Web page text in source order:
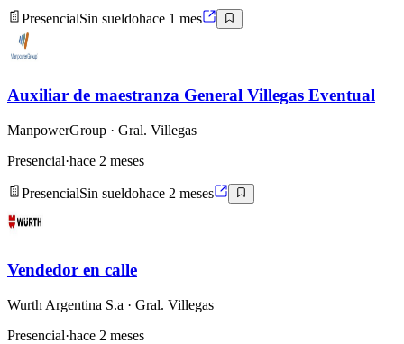
PresencialSin sueldohace 1 mes
Auxiliar de maestranza General Villegas Eventual
ManpowerGroup · Gral. Villegas
Presencial·hace 2 meses
PresencialSin sueldohace 2 meses
Vendedor en calle
Wurth Argentina S.a · Gral. Villegas
Presencial·hace 2 meses